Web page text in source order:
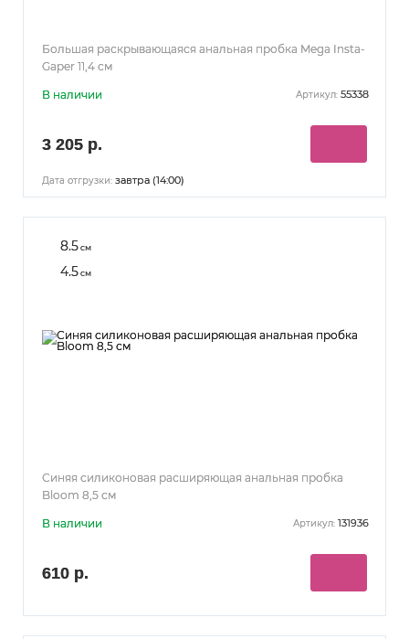
Большая раскрывающаяся анальная пробка Mega Insta-
Gaper 11,4 см
В наличии Артикул: 55338
3 205 р.
Дата отгрузки: завтра (14:00)
8.5см
4.5см
Синяя силиконовая расширяющая анальная пробка
Bloom 8,5 см
В наличии Артикул: 131936
610 р.